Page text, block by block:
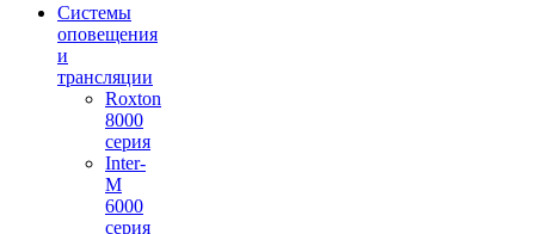
Системы
оповещения
и
трансляции
Roxton
8000
серия
Inter-
M
6000
серия